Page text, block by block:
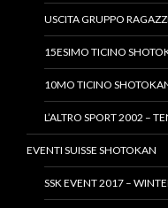
USCITA GRUPPO
15ESIMO TICINO
10MO TICINO
L’ALTRO SPORT 2002 –
EVENTI SUISSE SHOTOKAN
SSK EVENT 2017 –